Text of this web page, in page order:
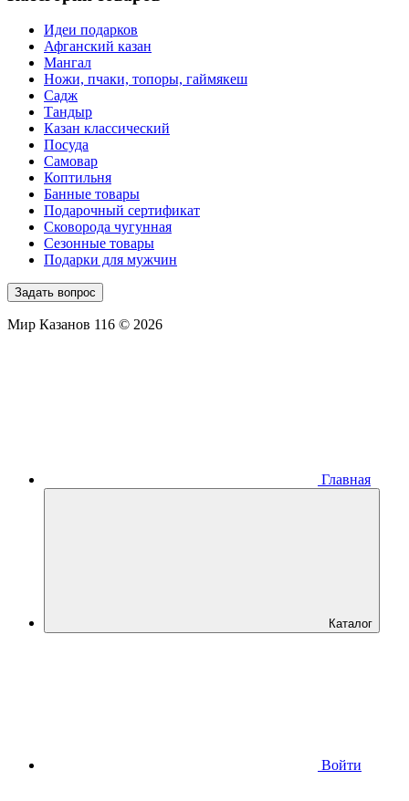
Идеи подарков
Афганский казан
Мангал
Ножи, пчаки, топоры, гаймякеш
Садж
Тандыр
Казан классический
Посуда
Самовар
Коптильня
Банные товары
Подарочный сертификат
Сковорода чугунная
Сезонные товары
Подарки для мужчин
Задать вопрос
Мир Казанов 116 © 2026
Главная
Каталог
Войти